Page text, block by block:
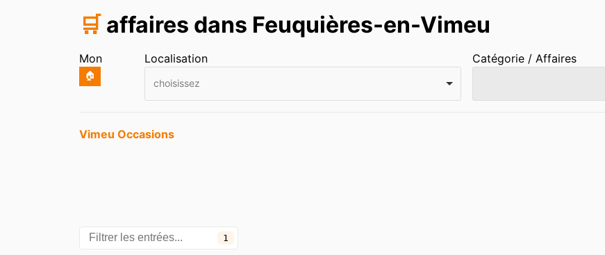
🛒 affaires dans Feuquières-en-Vimeu
Mon
🏠
Localisation
choisissez
Catégorie / Affaires
Entrées
Vimeu Occasions
1